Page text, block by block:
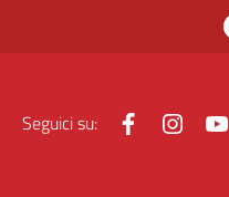
Seguici su: Facebook